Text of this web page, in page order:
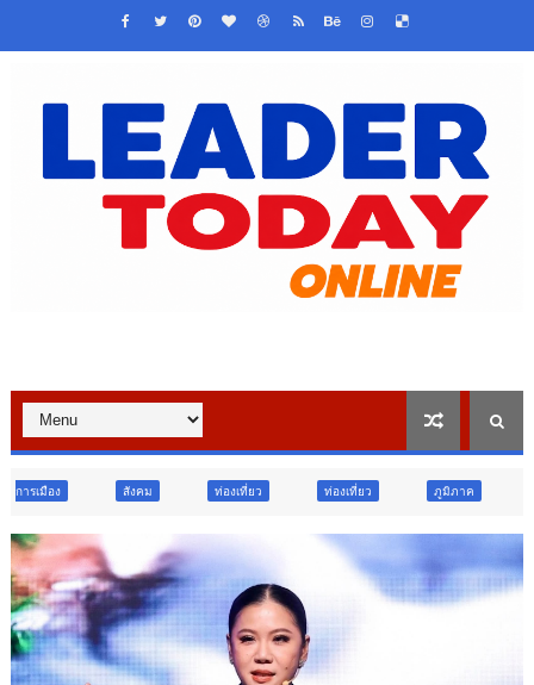
ม ท่องเที่ยว ท่องเที่ยว ภูมิภาค